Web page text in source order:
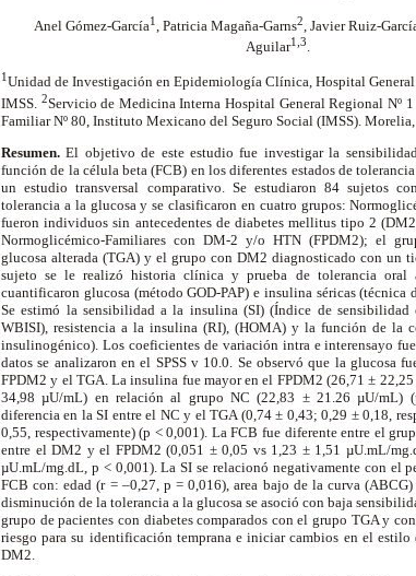
Anel Gómez-García1 , Patricia Magaña-Garns2 , Javier Ruiz-
Aguilar1,3
1Unidad de Investigación en Epidemiología Clínica, Hospital
IMSS. 2Servicio de Medicina Interna Hospital General Regional Nº
Familiar Nº 80, Instituto Mexicano del Seguro Social (IMSS).
Resumen.El objetivo de este estudio fue investigar la
función de la célula beta (FCB) en los diferentes estados de
un estudio transversal comparativo. Se estudiaron 84 sujetos
tolerancia a la glucosa y se clasificaron en cuatro grupos:
fueron individuos sin antecedentes de diabetes mellitus tipo 2
Normoglicémico-Familiares con DM-2 y/o HTN (FPDM2); el
glucosa alterada (TGA) y el grupo con DM2 diagnosticado con un
sujeto se le realizó historia clínica y prueba de tolerancia oral
cuantificaron glucosa (método GOD-PAP) e insulina séricas (técnica
Se estimó la sensibilidad a la insulina (SI) (Índice de sensibilidad
WBISI), resistencia a la insulina (RI), (HOMA) y la función de la
insulinogénico). Los coeficientes de variación intra e interensayo
datos se analizaron en el SPSS v 10.0. Se observó que la glucosa
FPDM2 y el TGA. La insulina fue mayor en el FPDM2 (26,71 ±
34,98 µU/mL) en relación al grupo NC (22,83 ± 21.26 µU/mL)
diferencia en la SI entre el NC y el TGA (0,74 ± 0,43; 0,29 ± 0,18,
0,55, respectivamente) (p < 0,001). La FCB fue diferente entre el
entre el DM2 y el FPDM2 (0,051 ± 0,05 vs 1,23 ± 1,51 µU.mL/
µU.mL/mg.dL, p < 0,001). La SI se relacionó negativamente con
FCB con: edad (r = –0,27, p = 0,016), area bajo de la curva
disminución de la tolerancia a la glucosa se asoció con baja
grupo de pacientes con diabetes comparados con el grupo TGA y
riesgo para su identificación temprana e iniciar cambios en el
DM2.